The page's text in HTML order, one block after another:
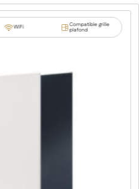
WiFi Compatible grille
plafond